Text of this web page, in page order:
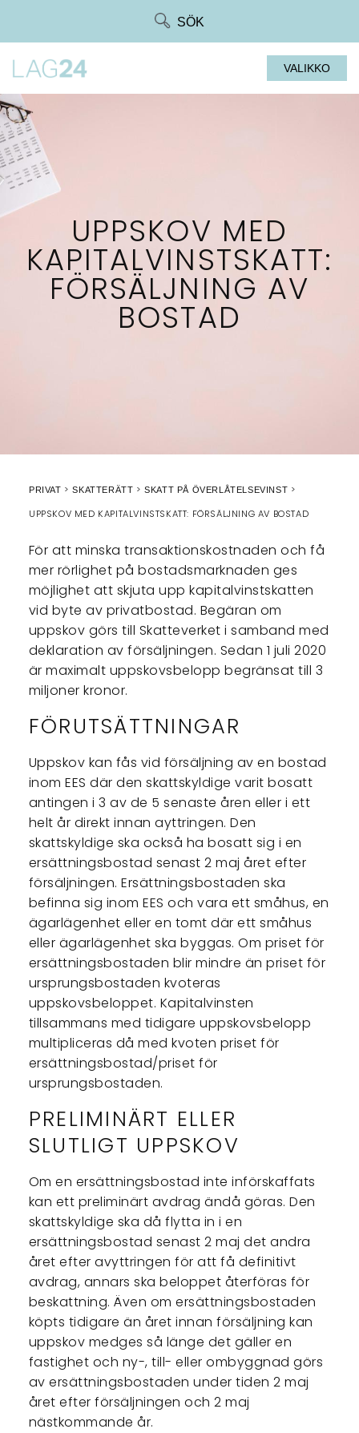
SÖK
VALIKKO
UPPSKOV MED
KAPITALVINSTSKATT:
FÖRSÄLJNING AV
BOSTAD
PRIVAT SKATTERÄTT SKATT PÅ ÖVERLÅTELSEVINST
UPPSKOV MED KAPITALVINSTSKATT: FÖRSÄLJNING AV BOSTAD
För att minska transaktionskostnaden och få
mer rörlighet på bostadsmarknaden ges
möjlighet att skjuta upp kapitalvinstskatten
vid byte av privatbostad. Begäran om
uppskov görs till Skatteverket i samband med
deklaration av försäljningen. Sedan 1 juli 2020
är maximalt uppskovsbelopp begränsat till 3
miljoner kronor.
FÖRUTSÄTTNINGAR
Uppskov kan fås vid försäljning av en bostad
inom EES där den skattskyldige varit bosatt
antingen i 3 av de 5 senaste åren eller i ett
helt år direkt innan ayttringen. Den
skattskyldige ska också ha bosatt sig i en
ersättningsbostad senast 2 maj året efter
försäljningen. Ersättningsbostaden ska
befinna sig inom EES och vara ett småhus, en
ägarlägenhet eller en tomt där ett småhus
eller ägarlägenhet ska byggas. Om priset för
ersättningsbostaden blir mindre än priset för
ursprungsbostaden kvoteras
uppskovsbeloppet. Kapitalvinsten
tillsammans med tidigare uppskovsbelopp
multipliceras då med kvoten priset för
ersättningsbostad/priset för
ursprungsbostaden.
PRELIMINÄRT ELLER
SLUTLIGT UPPSKOV
Om en ersättningsbostad inte införskaffats
kan ett preliminärt avdrag ändå göras. Den
skattskyldige ska då flytta in i en
ersättningsbostad senast 2 maj det andra
året efter avyttringen för att få definitivt
avdrag, annars ska beloppet återföras för
beskattning. Även om ersättningsbostaden
köpts tidigare än året innan försäljning kan
uppskov medges så länge det gäller en
fastighet och ny-, till- eller ombyggnad görs
av ersättningsbostaden under tiden 2 maj
året efter försäljningen och 2 maj
nästkommande år.